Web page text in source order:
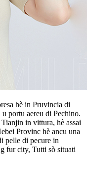
hè in Pruvincia di
portu aereu di Pechino.
in vittura, hè assai
Provinc hè ancu una
pelle di pecure in
fur city, Tutti sò situati